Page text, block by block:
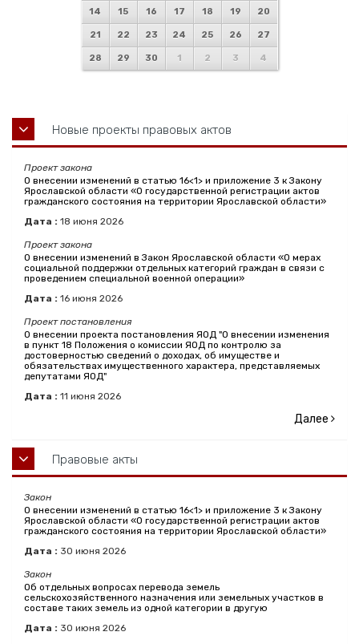
14 15 16 17 18 19 20
21 22 23 24 25 26 27
28 29 30 1 2 3 4
Новые проекты правовых актов
Проект закона
О внесении изменений в статью 16<1> и приложение 3 к Закону
Ярославской области «О государственной регистрации актов
гражданского состояния на территории Ярославской области»
Дата : 18 июня 2026
Проект закона
О внесении изменений в Закон Ярославской области «О мерах
социальной поддержки отдельных категорий граждан в связи с
проведением специальной военной операции»
Дата : 16 июня 2026
Проект постановления
О внесении проекта постановления ЯОД "О внесении изменения
в пункт 18 Положения о комиссии ЯОД по контролю за
достоверностью сведений о доходах, об имуществе и
обязательствах имущественного характера, представляемых
депутатами ЯОД"
Дата : 11 июня 2026
Далее
Правовые акты
Закон
О внесении изменений в статью 16<1> и приложение 3 к Закону
Ярославской области «О государственной регистрации актов
гражданского состояния на территории Ярославской области»
Дата : 30 июня 2026
Закон
Об отдельных вопросах перевода земель
сельскохозяйственного назначения или земельных участков в
составе таких земель из одной категории в другую
Дата : 30 июня 2026